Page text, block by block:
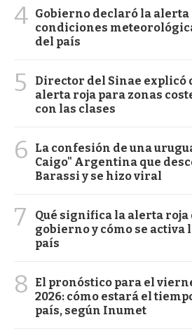
4 Gobierno declaró la alerta
condiciones
del país
5
Director del Sinae explicó
alerta roja para zonas
con las clases
6
La confesión de una
Caigo" Argentina que
Barassi y se hizo viral
7
Qué significa la alerta roja
gobierno y cómo se activa
país
8
El pronóstico para el
2026: cómo estará el
país, según Inumet